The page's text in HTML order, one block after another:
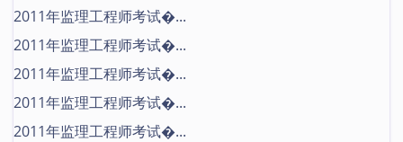
2011年监理工程师考试�...
2011年监理工程师考试�...
2011年监理工程师考试�...
2011年监理工程师考试�...
2011年监理工程师考试�...